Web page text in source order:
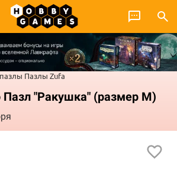
Пазлы Zufa
"Ракушка" (размер М)